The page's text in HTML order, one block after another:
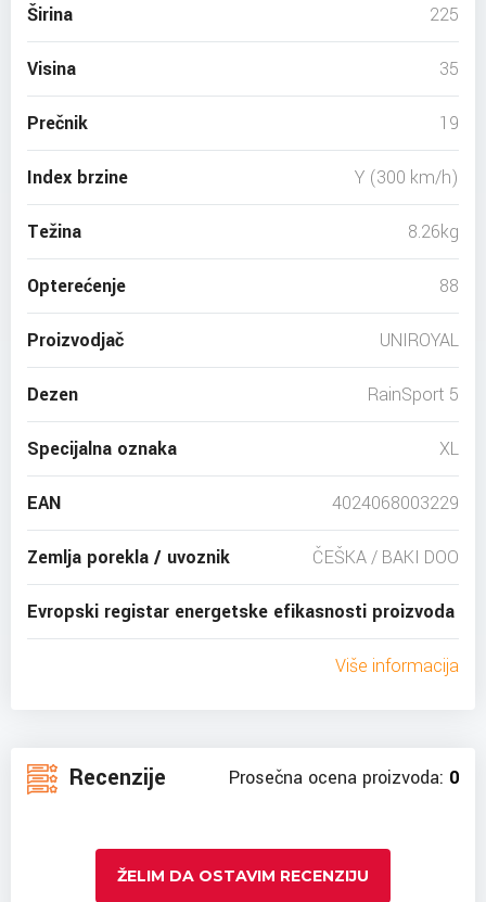
Širina 225
Visina 35
Prečnik 19
Index brzine Y (300 km/h)
Težina 8.26kg
Opterećenje 88
Proizvodjač UNIROYAL
Dezen RainSport 5
Specijalna oznaka XL
EAN 4024068003229
Zemlja porekla / uvoznik ČEŠKA / BAKI DOO
Evropski registar energetske efikasnosti proizvoda
Više informacija
Recenzije Prosečna ocena proizvoda: 0
ŽELIM DA OSTAVIM RECENZIJU